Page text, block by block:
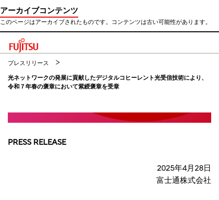
アーカイブコンテンツ
このページはアーカイブされたものです。コンテンツは古い可能性があります。
プレスリリース
光ネットワークの発展に貢献したデジタルコヒーレント光受信技術により、
令和７年春の褒章において紫綬褒章を受章
PRESS RELEASE
2025年4月28日
富士通株式会社